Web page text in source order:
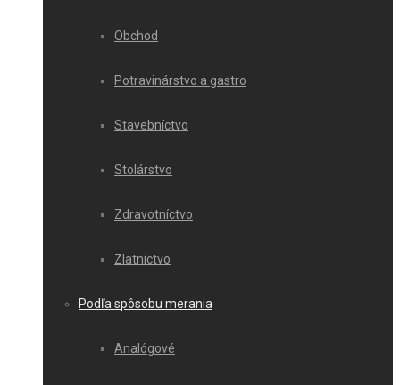
Obchod
Potravinárstvo a gastro
Stavebníctvo
Stolárstvo
Zdravotníctvo
Zlatníctvo
Podľa spôsobu merania
Analógové